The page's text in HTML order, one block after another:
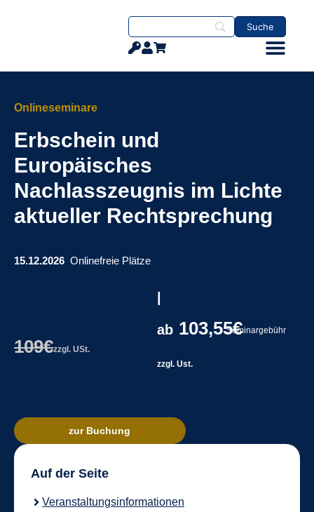
Onlineseminare
Erbschein und
Europäisches
Nachlasszeugnis im Lichte
aktueller Rechtsprechung
15.12.2026 Onlinefreie Plätze
109€zzgl. USt.
ab 103,55€
zzgl. Ust.
Seminargebühr
zur Buchung
Auf der Seite
Veranstaltungsinformationen